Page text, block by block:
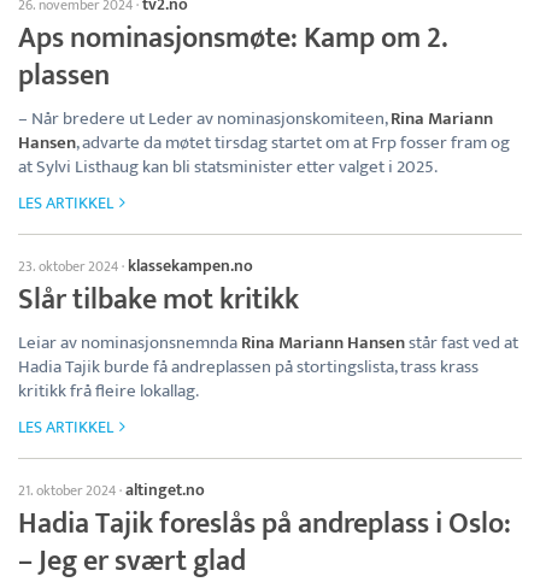
26. november 2024·
Aps nominasjonsmøte: Kamp om 2.
plassen
– Når bredere ut Leder av nominasjonskomiteen,Rina Mariann
Hansen, advarte da møtet tirsdag startet om at Frp fosser fram og
at Sylvi Listhaug kan bli statsminister etter valget i 2025.
LES ARTIKKEL
23. oktober 2024· klassekampen.no
Slår tilbake mot kritikk
Leiar av nominasjonsnemndaRina Mariann Hansenstår fast ved at
Hadia Tajik burde få andreplassen på stortingslista, trass krass
kritikk frå fleire lokallag.
LES ARTIKKEL
21. oktober 2024·altinget.no
Hadia Tajik foreslås på andreplass i Oslo:
– Jeg er svært glad